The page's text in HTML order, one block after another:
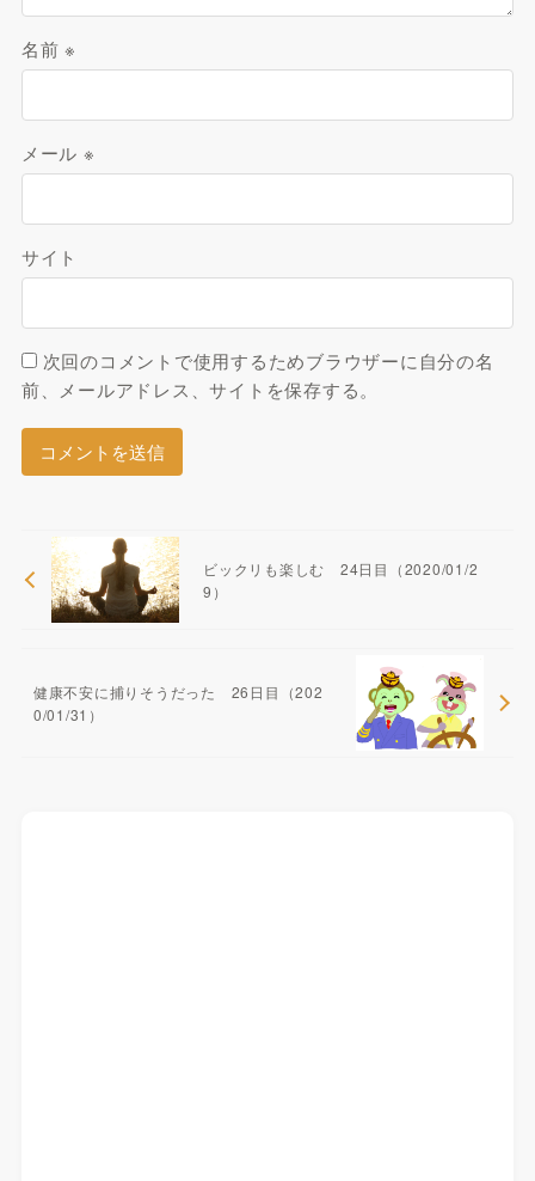
名前※
メール ※
サイト
次回のコメントで使用するためブラウザーに自分の名
前、メールアドレス、サイトを保存する。
ビックリも楽しむ 24日目（2020/01/2
9）
健康不安に捕りそうだった 26日目（202
0/01/31）